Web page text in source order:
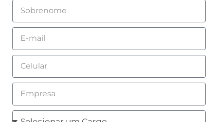
Sobrenome
Email
Celular
Empresa
Cargo